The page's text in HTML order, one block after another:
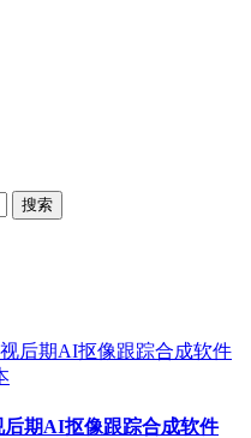
后期AI抠像跟踪合成软件